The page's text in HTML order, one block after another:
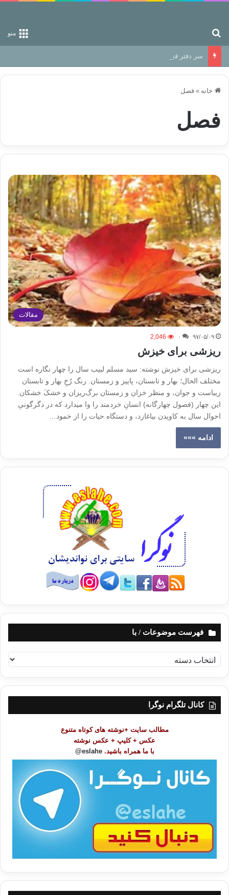
منو
سر دفتر فساد در زمین‌، دوری وکناره‌گیری از راه خداست‌!
خانه » فصل
فصل
مقالات
۹۷/۰۵/۰۹ ۰ 2,046
ریزشی برای خیزش
ریزشی برای خیزش نوشته: سید مسلم لبیب سال را چهار نگاره است
مختلف الحال؛ بهار و تابستان، پاییز و زمستان. رنگ رُخِ بهار و تابستان
زیباست و جوان، و منظر خزان و زمستان برگ‌ریزان و خشکَ خشکان.
این چهار (فصول چهارگانه) انسانِ خردمند را وا میدارد که در دگرگونیِ
احوال سال به کاویدن بیاغازد، و دستگاه حیات را از خمود…
ادامه »»»
فهرست موضوعات / با
ه
ر
کانال تلگرام نوگرا
مطالب سایت +نوشته های کوتاه متنوع
عکس + کلیپ + عکس نوشته
با ما همراه باشید. eslahe@